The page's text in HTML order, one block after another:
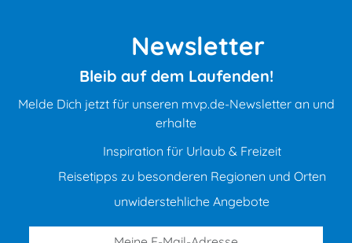
Newsletter
Bleib auf dem Laufenden!
Melde Dich jetzt für unseren mvp.de-Newsletter an und
erhalte
Inspiration für Urlaub & Freizeit
Reisetipps zu besonderen Regionen und Orten
unwiderstehliche Angebote